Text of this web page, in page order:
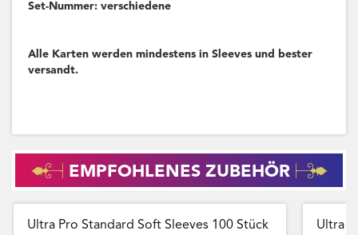
Set-Nummer: verschiedene
Alle Karten werden mindestens in Sleeves und bester
versandt.
EMPFOHLENES ZUBEHÖR
Ultra Pro Standard Soft Sleeves 100 Stück
Ultra